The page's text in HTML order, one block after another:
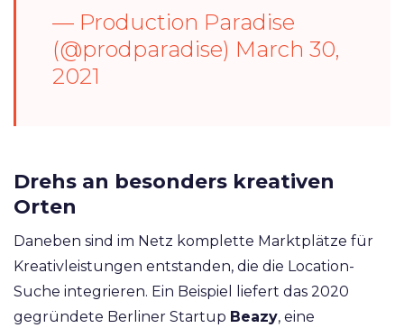
— Production Paradise
(@prodparadise) March 30,
2021
Drehs an besonders kreativen
Orten
Daneben sind im Netz komplette Marktplätze für
Kreativleistungen entstanden, die die Location-
Suche integrieren. Ein Beispiel liefert das 2020
gegründete Berliner Startup Beazy, eine